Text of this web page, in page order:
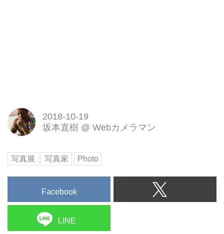
2018-10-19
坂本直樹 @ Webカメラマン
写真展 写真家 Photo
Facebook
LINE